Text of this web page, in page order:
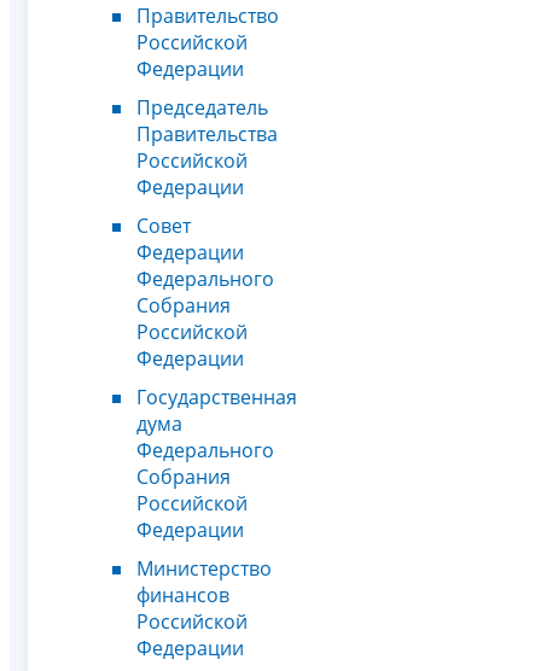
Правительство
Российской
Федерации
Председатель
Правительства
Российской
Федерации
Совет
Федерации
Федерального
Собрания
Российской
Федерации
Государственная
дума
Федерального
Собрания
Российской
Федерации
Министерство
финансов
Российской
Федерации